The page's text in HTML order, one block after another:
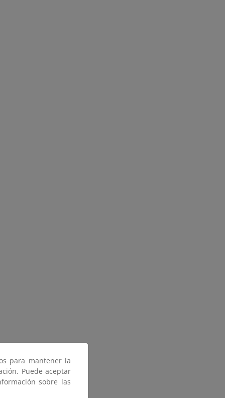
para mantener la
Puede aceptar
sobre las